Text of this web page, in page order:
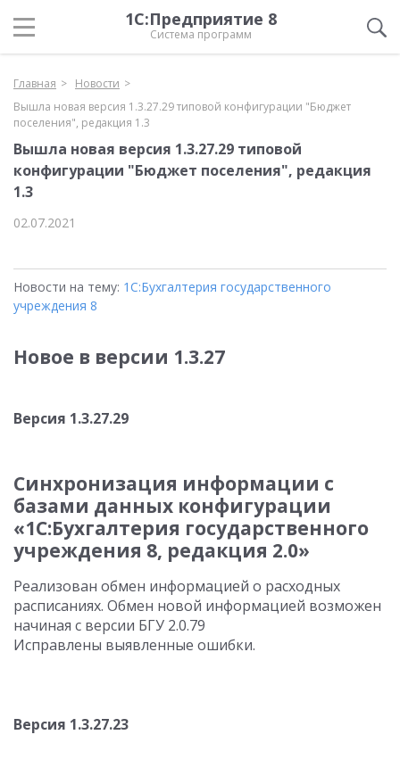
1С:Предприятие 8
Система программ
Главная
Новости
Вышла новая версия 1.3.27.29 типовой конфигурации "Бюджет
поселения", редакция 1.3
Вышла новая версия 1.3.27.29 типовой
конфигурации "Бюджет поселения", редакция
1.3
02.07.2021
Новости на тему: 1С:Бухгалтерия государственного
учреждения 8
Новое в версии 1.3.27
Версия 1.3.27.29
Синхронизация информации с
базами данных конфигурации
«1С:Бухгалтерия государственного
учреждения 8, редакция 2.0»
Реализован обмен информацией о расходных
расписаниях. Обмен новой информацией возможен
начиная с версии БГУ 2.0.79
Исправлены выявленные ошибки.
Версия 1.3.27.23